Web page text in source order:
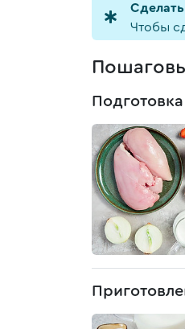
Чтобы
Подготовка